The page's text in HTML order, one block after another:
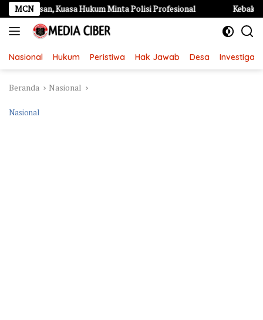
Langsung
ke
konten
MCN
Kuasa Hukum Minta Polisi Profesional Kebakaran Hebat
Nasional Hukum Peristiwa Hak Jawab Desa Investigasi
Beranda Nasional
Nasional